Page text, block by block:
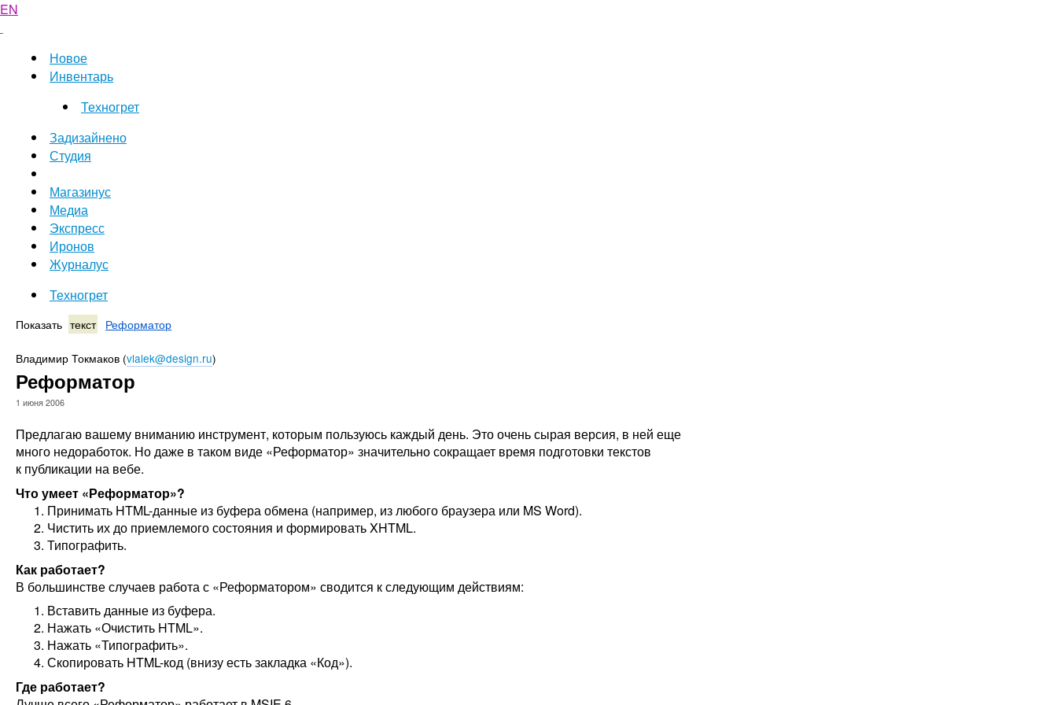
EN
Новое
Инвентарь
Техногрет
Задизайнено
Студия
Магазинус
Медиа
Экспресс
Иронов
Журналус
Техногрет
Показать текст Реформатор
Владимир Токмаков (vlalek@design.ru)
Реформатор
1 июня 2006
Предлагаю вашему вниманию инструмент, которым пользуюсь каждый день. Это очень сырая версия, в ней еще
много недоработок. Но даже в таком виде «Реформатор» значительно сокращает время подготовки текстов
к публикации на вебе.
Что умеет «Реформатор»?
Принимать HTML-данные из буфера обмена (например, из любого браузера или MS Word).
Чистить их до приемлемого состояния и формировать XHTML.
Типографить.
Как работает?
В большинстве случаев работа с «Реформатором» сводится к следующим действиям:
Вставить данные из буфера.
Нажать «Очистить HTML».
Нажать «Типографить».
Скопировать HTML-код (внизу есть закладка «Код»).
Где работает?